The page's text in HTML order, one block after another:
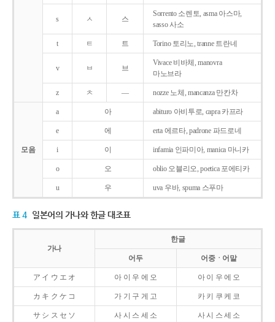
s ㅅ 스
Sorrento 소렌토, asma 아스마,
sasso 사소
t ㅌ 트 Torino 토리노, tranne 트란네
v ㅂ 브
Vivace 비바체, manovra
마노브라
z ㅊ ― nozze 노체, mancanza 만칸차
모음
a 아 abituro 아비투로, capra 카프라
e 에 erta 에르타, padrone 파드로네
i 이 infamia 인파미아, manica 마니카
o 오 oblio 오블리오, poetica 포에티카
u 우 uva 우바, spuma 스푸마
표 4 일본어의 가나와 한글 대조표
가나
한글
어두 어중ㆍ어말
ア イ ウ エ オ 아 이 우 에 오 아 이 우 에 오
カ キ ク ケ コ 가 기 구 게 고 카 키 쿠 케 코
サ シ ス セ ソ 사 시 스 세 소 사 시 스 세 소